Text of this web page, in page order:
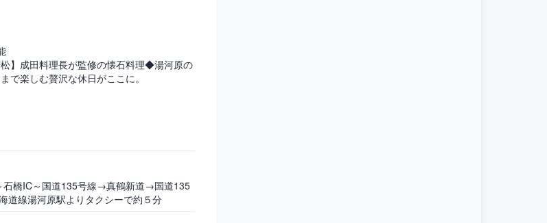
】成田料理長が監修の懐石料理◆湯河原の
で楽しむ贅沢な休日がここに。
石橋IC～国道135号線→真鶴新道→国道135
道線湯河原駅よりタクシーで約５分